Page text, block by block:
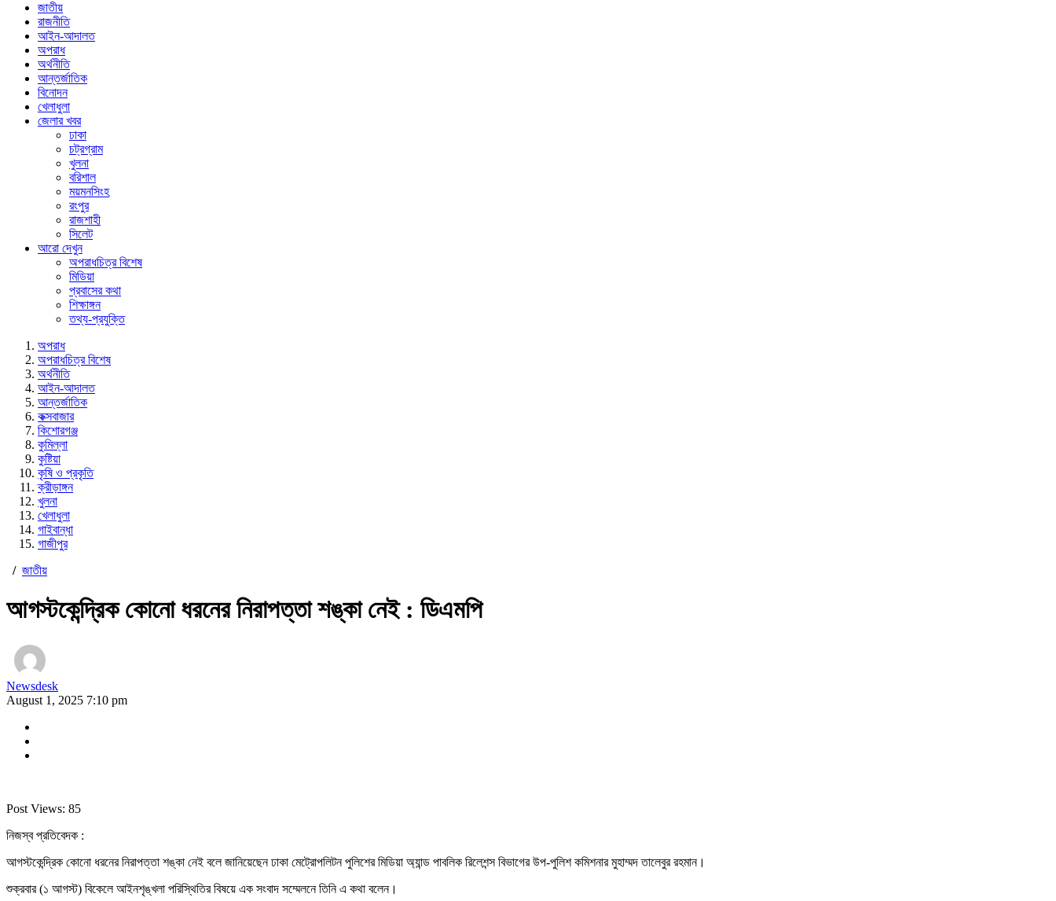
জাতীয়
রাজনীতি
আইন-আদালত
অপরাধ
অর্থনীতি
আন্তর্জাতিক
বিনোদন
খেলাধুলা
জেলার খবর
ঢাকা
চট্রগ্রাম
খুলনা
বরিশাল
ময়মনসিংহ
রংপুর
রাজশাহী
সিলেট
আরো দেখুন
অপরাধচিত্র বিশেষ
মিডিয়া
প্রবাসের কথা
শিক্ষাঙ্গন
তথ্য-প্রযুক্তি
অপরাধ
অপরাধচিত্র বিশেষ
অর্থনীতি
আইন-আদালত
আন্তর্জাতিক
কক্সবাজার
কিশোরগঞ্জ
কুমিল্লা
কুষ্টিয়া
কৃষি ও প্রকৃতি
ক্রীড়াঙ্গন
খুলনা
খেলাধুলা
গাইবান্ধা
গাজীপুর
/ জাতীয়
আগস্টকেন্দ্রিক কোনো ধরনের নিরাপত্তা শঙ্কা নেই : ডিএমপি
Newsdesk
August 1, 2025 7:10 pm
Post Views: 85
নিজস্ব প্রতিবেদক :
আগস্টকেন্দ্রিক কোনো ধরনের নিরাপত্তা শঙ্কা নেই বলে জানিয়েছেন ঢাকা মেট্রোপলিটন পুলিশের মিডিয়া অ্যান্ড পাবলিক রিলেশন্স বিভাগের উপ-পুলিশ কমিশনার মুহাম্মদ তালেবুর রহমান।
শুক্রবার (১ আগস্ট) বিকেলে আইনশৃঙ্খলা পরিস্থিতির বিষয়ে এক সংবাদ সম্মেলনে তিনি এ কথা বলেন।